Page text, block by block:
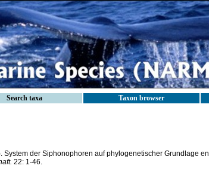
Search taxa Taxon browser
System der Siphonophoren auf phylogenetischer Grundlage
22: 1-46.